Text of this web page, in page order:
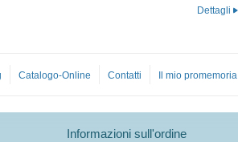
Dettagli
Catalogo-Online Contatti Il mio promemoria
Informazioni sull'ordine